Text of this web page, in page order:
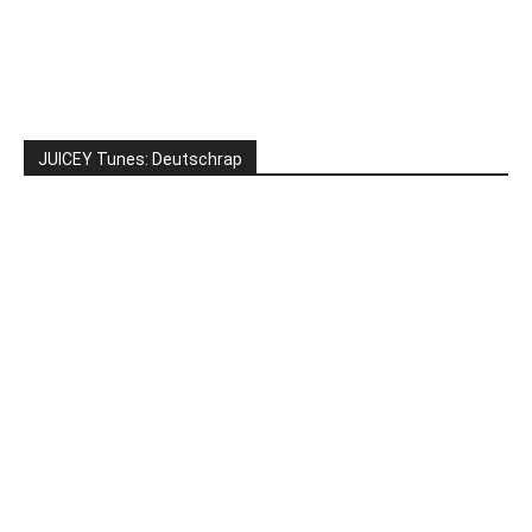
JUICEY Tunes: Deutschrap